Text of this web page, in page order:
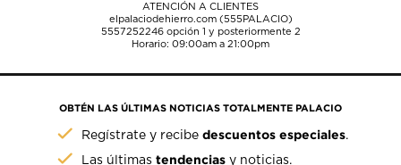
ATENCIÓN A CLIENTES
elpalaciodehierro.com (555PALACIO)
5557252246opción 1 y posteriormente 2
Horario: 09:00am a 21:00pm
OBTÉN LAS ÚLTIMAS NOTICIAS TOTALMENTE PALACIO
Regístrate y recibedescuentos especiales.
Las últimastendencias y noticias.